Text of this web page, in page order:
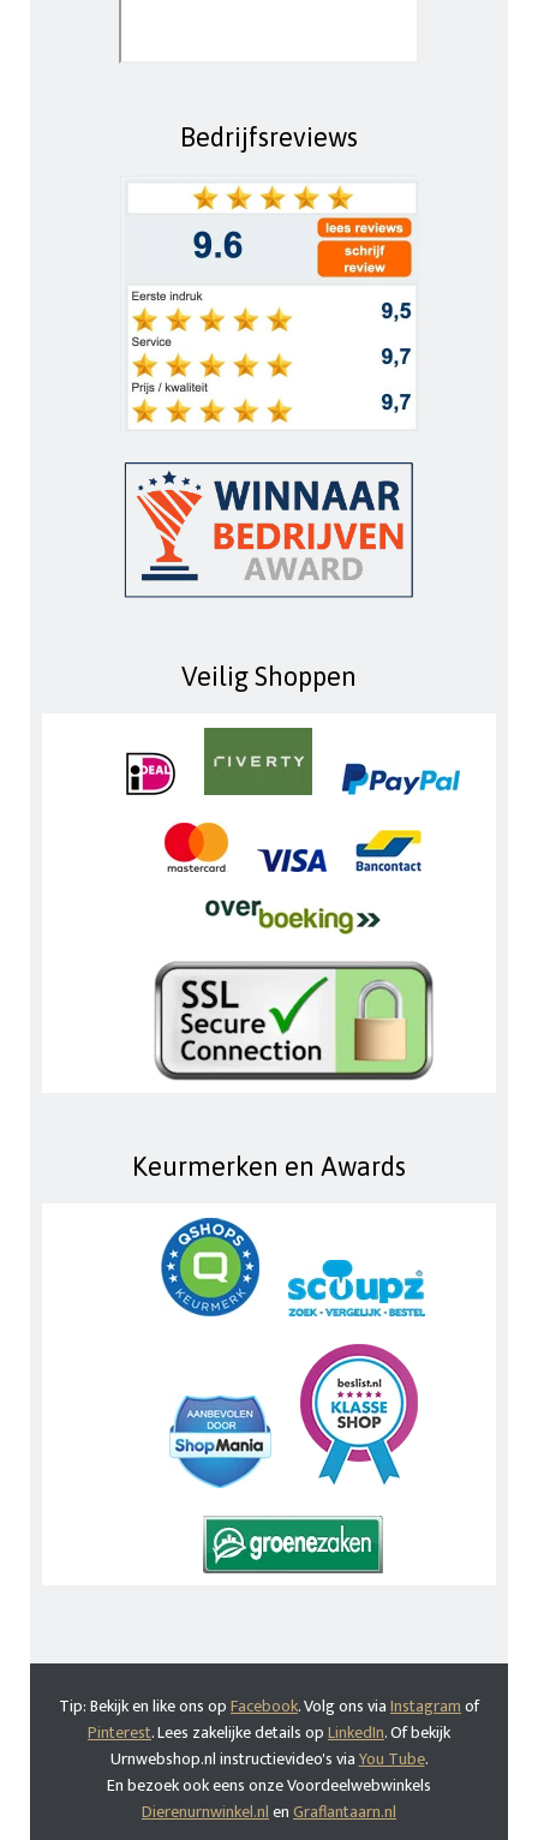
Bedrijfsreviews
Veilig Shoppen
Keurmerken en Awards
Tip: Bekijk en like ons opFacebook. Volg ons viaInstagramof
Pinterest. Lees zakelijke details opLinkedIn. Of bekijk
Urnwebshop.nl instructievideo's viaYou Tube.
En bezoek ook eens onze Voordeelwebwinkels
Dierenurnwinkel.nlenGraflantaarn.nl